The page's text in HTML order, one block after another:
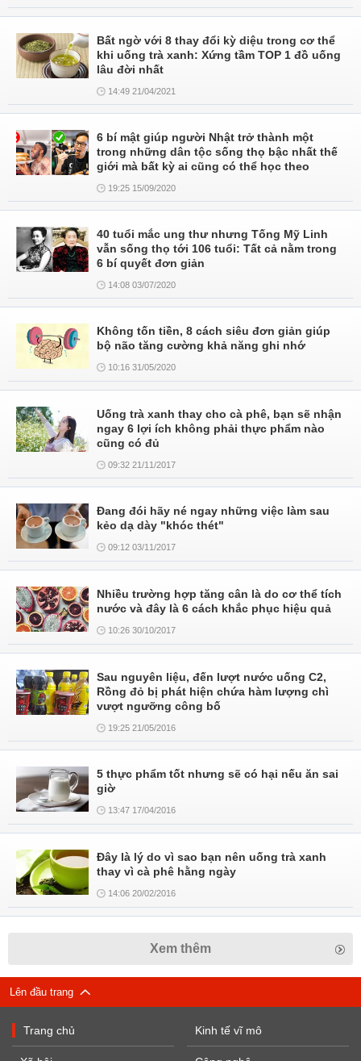
Bất ngờ với 8 thay đổi kỳ diệu trong cơ thể
khi uống trà xanh: Xứng tầm TOP 1 đồ uống
lâu đời nhất
14:49 21/04/2021
6 bí mật giúp người Nhật trở thành một
trong những dân tộc sống thọ bậc nhất thế
giới mà bất kỳ ai cũng có thể học theo
19:25 15/09/2020
40 tuổi mắc ung thư nhưng Tống Mỹ Linh
vẫn sống thọ tới 106 tuổi: Tất cả nằm trong
6 bí quyết đơn giản
14:08 03/07/2020
Không tốn tiền, 8 cách siêu đơn giản giúp
bộ não tăng cường khả năng ghi nhớ
10:16 31/05/2020
Uống trà xanh thay cho cà phê, bạn sẽ nhận
ngay 6 lợi ích không phải thực phẩm nào
cũng có đủ
09:32 21/11/2017
Đang đói hãy né ngay những việc làm sau
kẻo dạ dày "khóc thét"
09:12 03/11/2017
Nhiều trường hợp tăng cân là do cơ thể tích
nước và đây là 6 cách khắc phục hiệu quả
10:26 30/10/2017
Sau nguyên liệu, đến lượt nước uống C2,
Rồng đỏ bị phát hiện chứa hàm lượng chì
vượt ngưỡng công bố
19:25 21/05/2016
5 thực phẩm tốt nhưng sẽ có hại nếu ăn sai
giờ
13:47 17/04/2016
Đây là lý do vì sao bạn nên uống trà xanh
thay vì cà phê hằng ngày
14:06 20/02/2016
Xem thêm
Lên đầu trang
Trang chủ Kinh tế vĩ mô